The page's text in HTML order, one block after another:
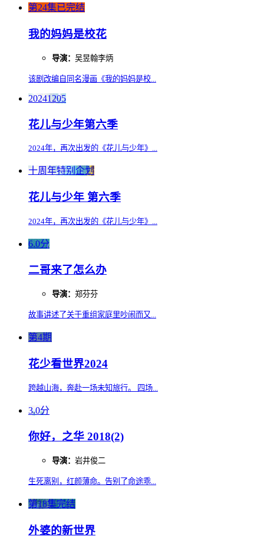
第24集已完结
我的妈妈是校花
导演： 吴昱翰李炳
该剧改编自同名漫画《我的妈妈是校...
20241205
花儿与少年第六季
2024年，再次出发的《花儿与少年》...
十周年特别企划
花儿与少年 第六季
2024年，再次出发的《花儿与少年》...
6.0分
二哥来了怎么办
导演： 郑芬芬
故事讲述了关于重组家庭里吵闹而又...
第4期
花少看世界2024
跨越山海，奔赴一场未知旅行。 四场...
3.0分
你好，之华 2018(2)
导演： 岩井俊二
生死离别，红颜薄命。告别了命途乖...
第18集完结
外婆的新世界